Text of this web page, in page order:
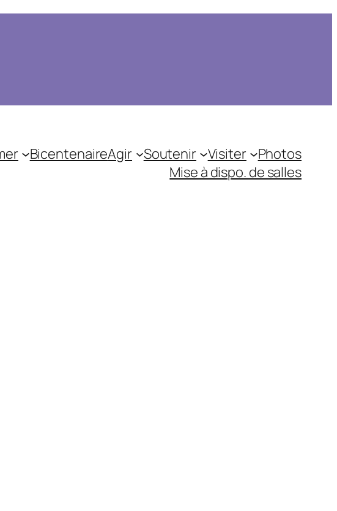
BicentenaireAgir Soutenir Visiter
Photos
Mise à dispo. de salles